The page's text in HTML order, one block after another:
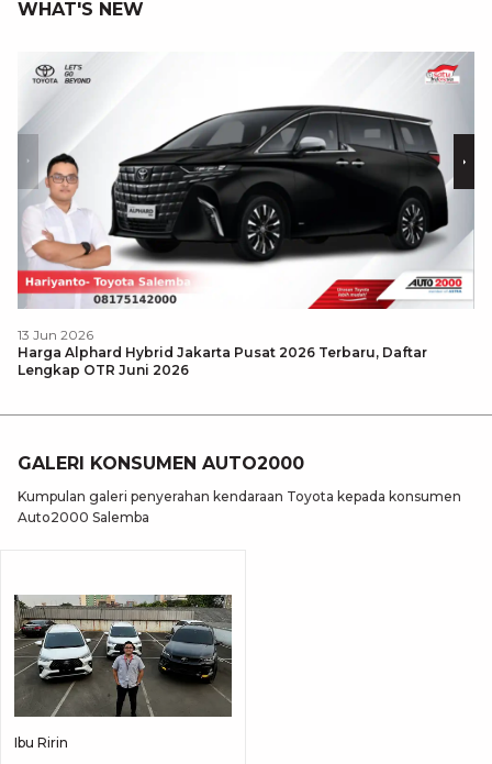
WHAT'S NEW
13 Jun 2026
Harga Alphard Hybrid Jakarta Pusat 2026 Terbaru, Daftar
Lengkap OTR Juni 2026
GALERI KONSUMEN AUTO2000
Kumpulan galeri penyerahan kendaraan Toyota kepada konsumen
Auto2000 Salemba
Ibu Ririn